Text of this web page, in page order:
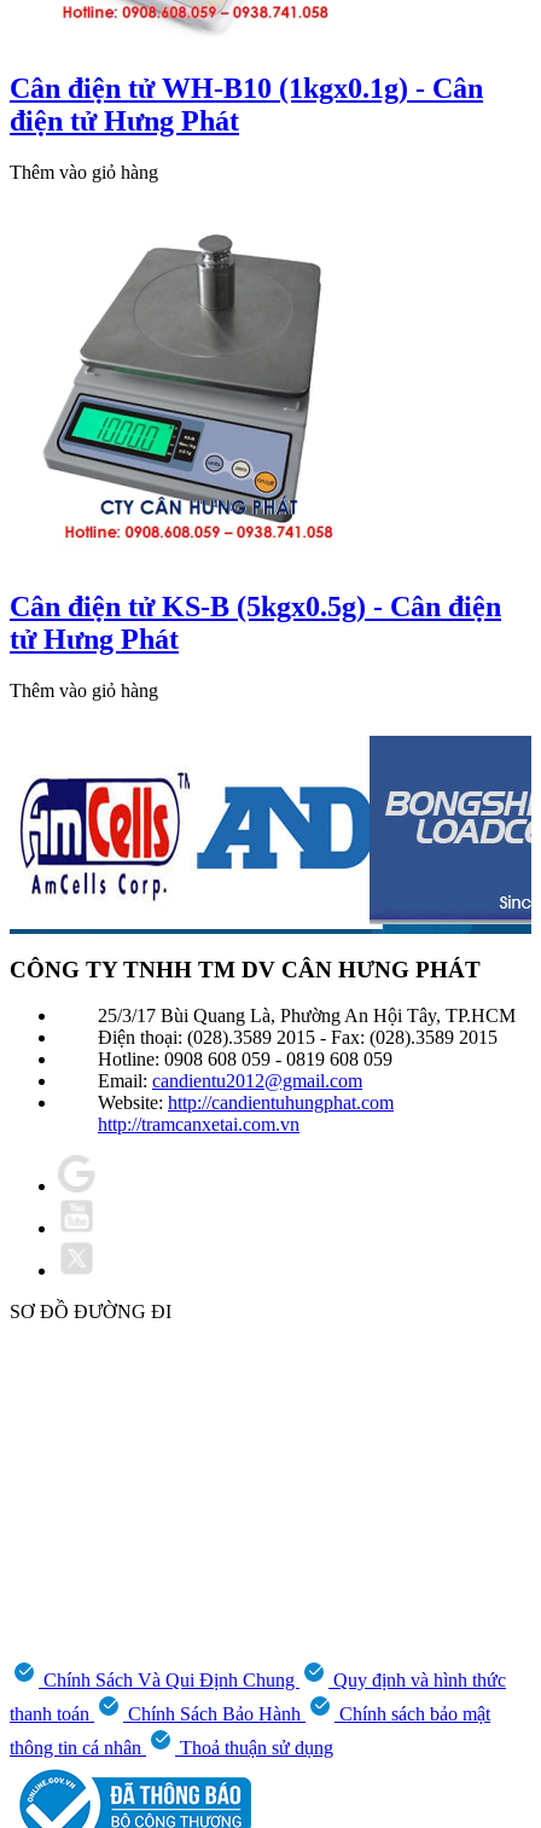
Cân điện tử WH-B10 (1kgx0.1g) - Cân
điện tử Hưng Phát
Thêm vào giỏ hàng
Cân điện tử KS-B (5kgx0.5g) - Cân điện
tử Hưng Phát
Thêm vào giỏ hàng
CÔNG TY TNHH TM DV CÂN HƯNG PHÁT
25/3/17 Bùi Quang Là, Phường An Hội Tây, TP.HCM
Điện thoại: (028).3589 2015 - Fax: (028).3589 2015
Hotline: 0908 608 059 - 0819 608 059
Email: candientu2012@gmail.com
Website: http://candientuhungphat.com
http://tramcanxetai.com.vn
SƠ ĐỒ ĐƯỜNG ĐI
Chính Sách Và Qui Định Chung
Quy định và hình thức
thanh toán
Chính Sách Bảo Hành
Chính sách bảo mật
thông tin cá nhân
Thoả thuận sử dụng